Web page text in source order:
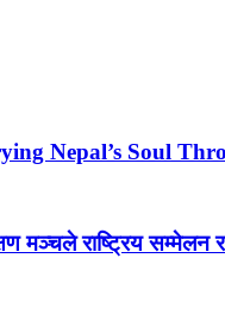
Nepal’s Soul
मञ्चले राष्ट्रिय सम्मेलन